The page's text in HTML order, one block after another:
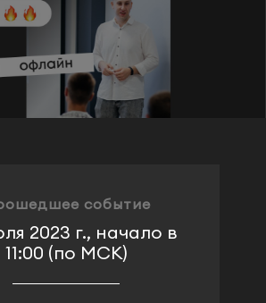
событие
2023 г., начало в
11:00 (по МСК)